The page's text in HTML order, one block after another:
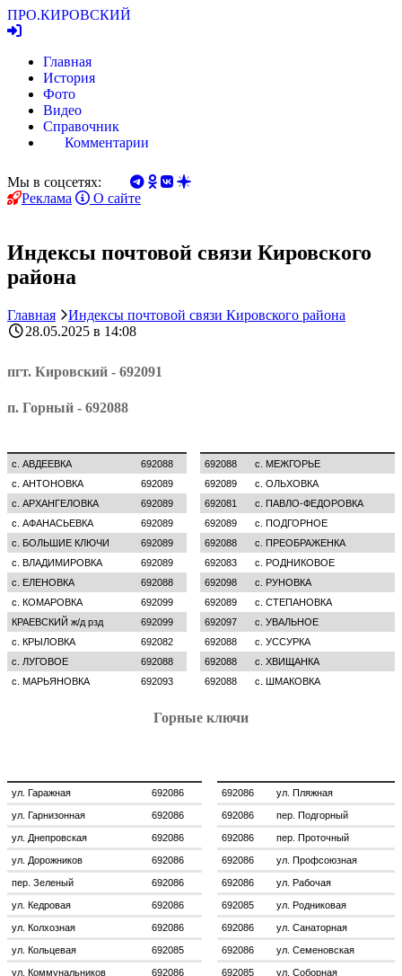
ПРО.КИРОВСКИЙ
Главная
История
Фото
Видео
Справочник
Комментарии
Мы в соцсетях:
Реклама
О сайте
Индексы почтовой связи Кировского
района
Главная
Индексы почтовой связи Кировского района
28.05.2025 в 14:08
пгт. Кировский - 692091
п. Горный - 692088
с. АВДЕЕВКА 692088 692088
с. МЕЖГОРЬЕ
с. АНТОНОВКА
692089 692089
с. ОЛЬХОВКА
с. АРХАНГЕЛОВКА
692089 692081
с. ПАВЛО-ФЕДОРОВКА
с. АФАНАСЬЕВКА
692089 692089
с. ПОДГОРНОЕ
с. БОЛЬШИЕ КЛЮЧИ
692089 692088
с. ПРЕОБРАЖЕНКА
с. ВЛАДИМИРОВКА
692089 692083
с. РОДНИКОВОЕ
с. ЕЛЕНОВКА
692088 692098
с. РУНОВКА
с. КОМАРОВКА
692099 692089
с. СТЕПАНОВКА
КРАЕВСКИЙ ж/д рзд
692099 692097
с. УВАЛЬНОЕ
с. КРЫЛОВКА
692082 692088
с. УССУРКА
с. ЛУГОВОЕ
692088 692088
с. ХВИЩАНКА
с. МАРЬЯНОВКА
692093 692088 с. ШМАКОВКА
Горные ключи
ул. Гаражная 692086 692086 ул. Пляжная
ул. Гарнизонная 692086 692086 пер. Подгорный
ул. Днепровская 692086 692086 пер. Проточный
ул. Дорожников 692086 692086 ул. Профсоюзная
пер. Зеленый 692086 692086 ул. Рабочая
ул. Кедровая 692086 692085 ул. Родниковая
ул. Колхозная 692086 692086 ул. Санаторная
ул. Кольцевая 692085 692086 ул. Семеновская
ул. Коммунальников 692086 692085 ул. Соборная